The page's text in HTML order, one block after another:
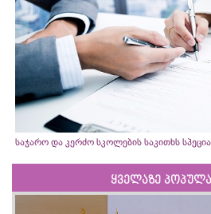
საჯარო და კერძო სკოლების საკითხს
ყველაზე